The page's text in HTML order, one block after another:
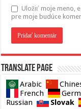
Uložiť moje meno,
pre moje budúce
Translate page
Arabic
French
Russian
Slovak